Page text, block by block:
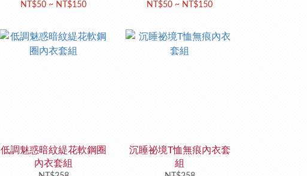
NT$50 ~ NT$150
NT$50 ~ NT$150
低調魅惑暗紋緹花軟鋼圈
內衣套組
沉睡祕境T恤無痕內衣套
組